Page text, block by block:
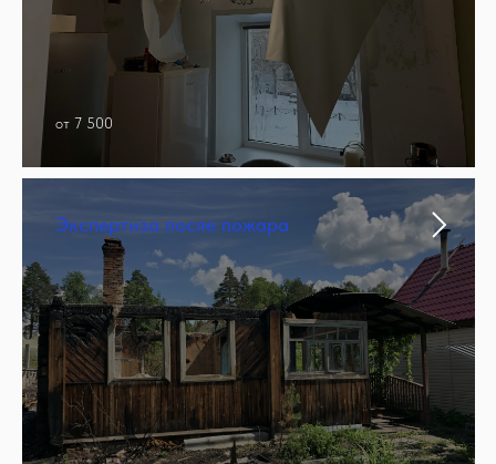
от 7 500
Экспертиза после пожара